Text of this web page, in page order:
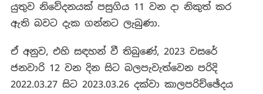
යුතුව නිවේදනයක් පසුගිය 11 වන දා නිකුත් කර
ඇති බවට දැක ගන්නට ලැබුණා.
ඒ අනුව, එහි සඳහන් වී තිබුණේ, 2023 වසරේ
ජනවාරි 12 වන දින සිට බලපැවැත්වෙන පරිදි
2022.03.27 සිට 2023.03.26 දක්වා කාලපරිච්ඡේදය